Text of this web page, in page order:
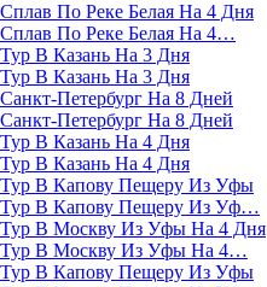
Сплав По Реке Белая На 4 Дня
Сплав По Реке Белая На 4…
Тур В Казань На 3 Дня
Тур В Казань На 3 Дня
Санкт-Петербург На 8 Дней
Санкт-Петербург На 8 Дней
Тур В Казань На 4 Дня
Тур В Казань На 4 Дня
Тур В Капову Пещеру Из Уфы
Тур В Капову Пещеру Из Уф…
Тур В Москву Из Уфы На 4 Дня
Тур В Москву Из Уфы На 4…
Тур В Капову Пещеру Из Уфы